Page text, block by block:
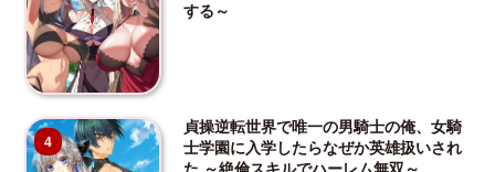
する～
4
貞操逆転世界で唯一の男騎士の俺、女騎
士学園に入学したらなぜか英雄扱いされ